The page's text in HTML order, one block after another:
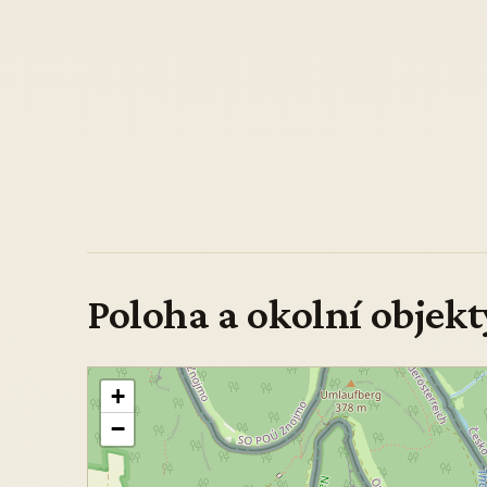
Poloha a okolní
+
−